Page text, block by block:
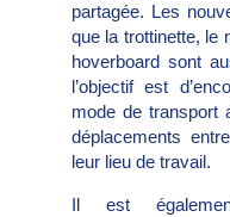
partagée. Les
que la trottinette, le
hoverboard sont
l’objectif est
mode de transport
déplacements
leur lieu de travail.
Il est